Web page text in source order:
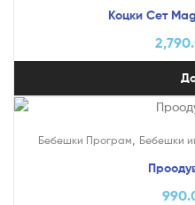
Бебешки Програм Бебешки